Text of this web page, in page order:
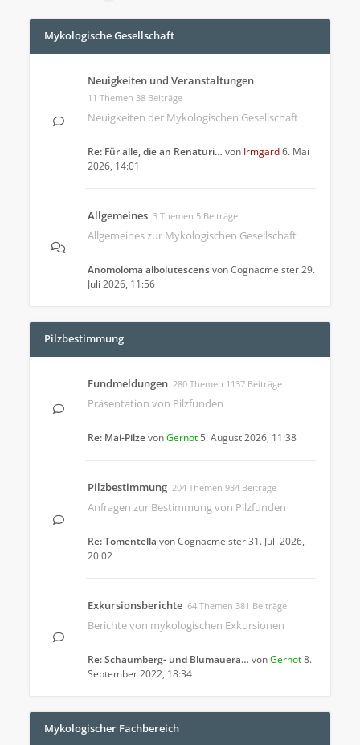
Mykologische Gesellschaft
Neuigkeiten und Veranstaltungen
11 Themen 38 Beiträge
Neuigkeiten der Mykologischen Gesellschaft
Re: Für alle, die an Renaturi… von Irmgard6. Mai
2026, 14:01
Allgemeines 3 Themen 5 Beiträge
Allgemeines zur Mykologischen Gesellschaft
Anomoloma albolutescensvonCognacmeister29.
Juli 2026, 11:56
Pilzbestimmung
Fundmeldungen 280 Themen 1137 Beiträge
Präsentation von Pilzfunden
Re: Mai-PilzevonGernot 5. August 2026, 11:38
Pilzbestimmung 204 Themen 934 Beiträge
Anfragen zur Bestimmung von Pilzfunden
Re: Tomentella vonCognacmeister31. Juli 2026,
20:02
Exkursionsberichte 64 Themen 381 Beiträge
Berichte von mykologischen Exkursionen
Re: Schaumberg- und Blumauera… vonGernot8.
September 2022, 18:34
Mykologischer Fachbereich